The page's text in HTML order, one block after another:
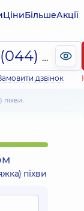
ЦіниБільшеАкції
(044) 495-2-888
дзвінок
піхви
піхви